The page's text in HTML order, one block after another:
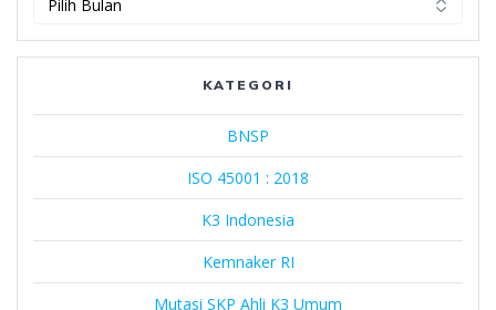
Rabel
KATEGORI
BNSP
ISO 45001 : 2018
K3 Indonesia
Kemnaker RI
Mutasi SKP Ahli K3 Umum